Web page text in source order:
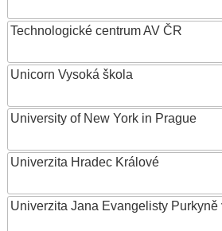
Technologické centrum AV ČR
Unicorn Vysoká škola
University of New York in Prague
Univerzita Hradec Králové
Univerzita Jana Evangelisty Purkyně